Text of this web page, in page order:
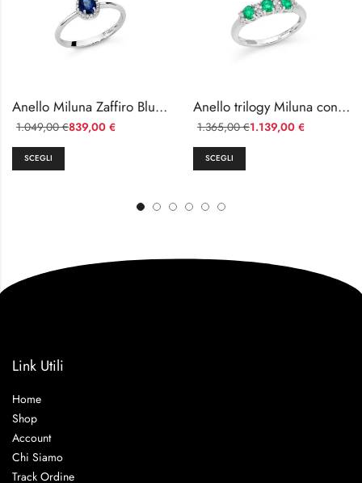
Anello Miluna Zaffiro Blu e Diamanti Oro 18kt
839,00 €
1.049,00€
SCEGLI
Anello trilogy Miluna con Smeraldo e Diamanti
1.139,00 €
1.365,00€
SCEGLI
Link Utili
Home
Shop
Account
Chi Siamo
Track Ordine